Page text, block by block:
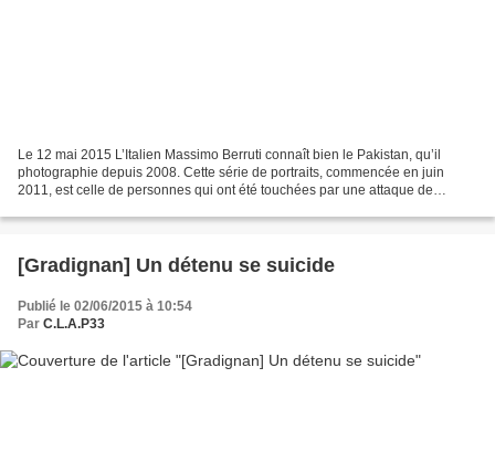
Le 12 mai 2015 L’Italien Massimo Berruti connaît bien le Pakistan, qu’il
photographie depuis 2008. Cette série de portraits, commencée en juin
2011, est celle de personnes qui ont été touchées par une attaque de
[Gradignan] Un détenu se suicide
Publié le 02/06/2015 à 10:54
Par C.L.A.P33